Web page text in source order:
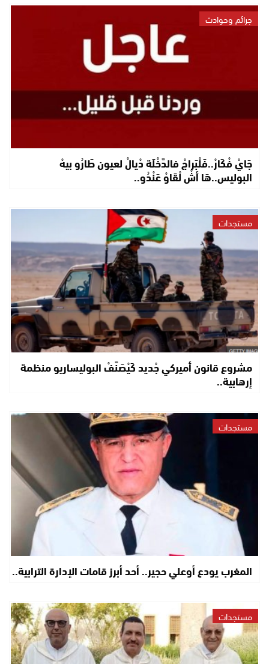
جرائم وحوادث
جَايْ فْكَارْ..فَلْبَراجْ فالدَّخْلَة دْيالْ لعيون طَارُو بيهْ
البوليس..هَا أشْ لْقَاوْ عَنْدُو..
مستجدات
مشروع قانون أميركي جْديد كَيْصَنَّفْ البوليساريو منظمة
إرهابية..
مستجدات
المغرب يودع أوعلي حجير.. أحد أبرز قامات الإدارة الترابية..
مستجدات